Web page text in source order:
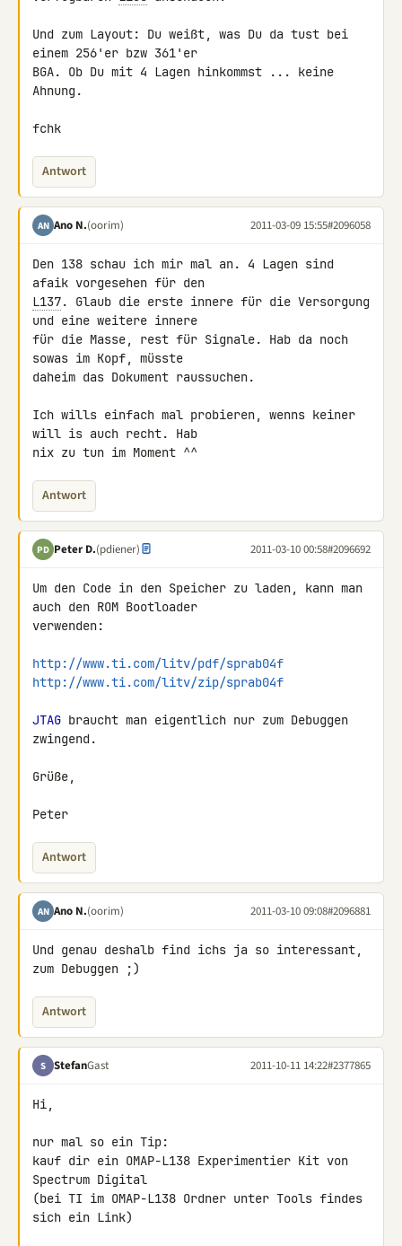
Und zum Layout: Du weißt, was Du da tust bei
einem 256'er bzw 361'er
BGA. Ob Du mit 4 Lagen hinkommst ... keine
Ahnung.
fchk
Antwort
AN Ano N.(oorim) 2011-03-09 15:55#2096058
Den 138 schau ich mir mal an. 4 Lagen sind
L137. Glaub die erste innere für die Versorgung
und eine weitere innere
für die Masse, rest für Signale. Hab da noch
sowas im Kopf, müsste
daheim das Dokument raussuchen.
Ich wills einfach mal probieren, wenns keiner
will is auch recht. Hab
nix zu tun im Moment ^^
Antwort
PD Peter D.(pdiener) 2011-03-10 00:58#2096692
Um den Code in den Speicher zu laden, kann man
auch den ROM Bootloader
verwenden:
http://www.ti.com/litv/pdf/sprab04f
http://www.ti.com/litv/zip/sprab04f
JTAG braucht man eigentlich nur zum Debuggen
zwingend.
Grüße,
Peter
Antwort
AN Ano N.(oorim) 2011-03-10 09:08#2096881
Und genau deshalb find ichs ja so interessant,
zum Debuggen ;)
Antwort
S StefanGast 2011-10-11 14:22#2377865
Hi,
nur mal so ein Tip:
kauf dir ein OMAP-L138 Experimentier Kit von
Spectrum Digital
(bei TI im OMAP-L138 Ordner unter Tools findes
sich ein Link)